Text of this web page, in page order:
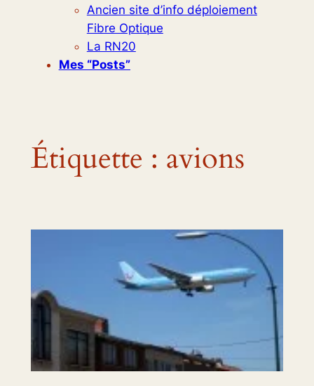
Ancien site d’info déploiement
Fibre Optique
La RN20
Mes “posts”
Étiquette : avions